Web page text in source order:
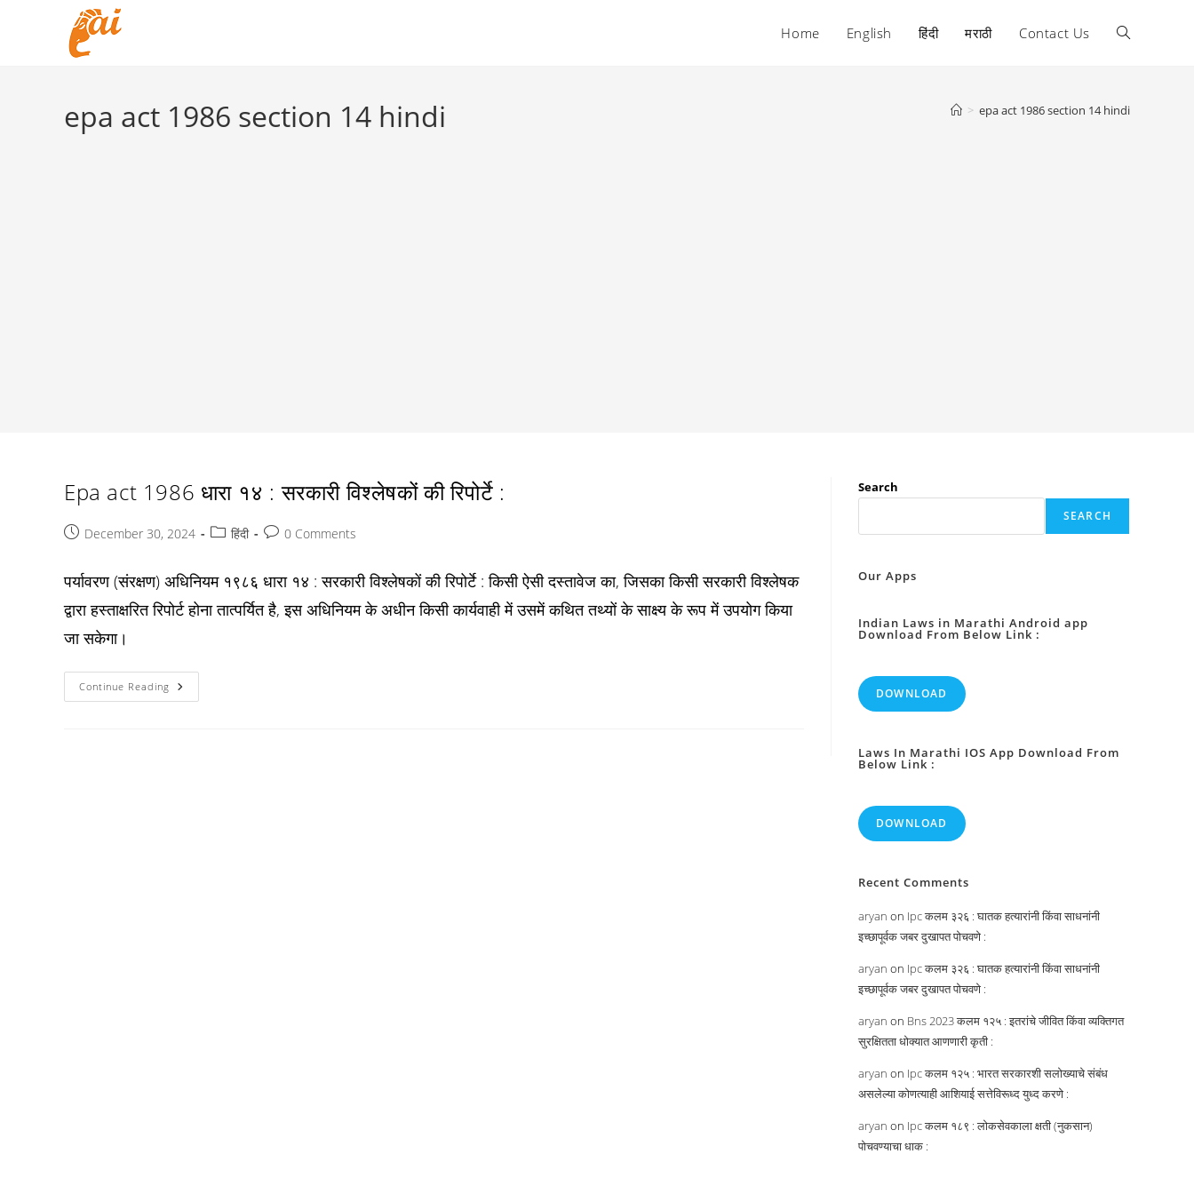
Home English हिंदी मराठी Contact Us Toggle
epa act 1986 section 14 hindi > epa act 1986 section 14 hindi
Epa act 1986 धारा १४ : सरकारी विश्लेषकों की रिपोर्टे :
PostDecember 30, 2024
Postहिंदी
Post0 Comments
पर्यावरण (संरक्षण) अधिनियम १९८६ धारा १४ : सरकारी विश्लेषकों की रिपोर्टे : किसी ऐसी दस्तावेज का, जिसका किसी सरकारी विश्लेषक
द्वारा हस्ताक्षरित रिपोर्ट होना तात्पर्यित है, इस अधिनियम के अधीन किसी कार्यवाही में उसमें कथित तथ्यों के साक्ष्य के रूप में उपयोग किया
जा सकेगा।
Continue Reading Epa
Act
Search
SEARCH
Our Apps
Indian Laws in Marathi Android app
Download From Below Link :
DOWNLOAD
Laws In Marathi IOS App Download From
Below Link :
DOWNLOAD
Recent Comments
aryan on Ipc कलम ३२६ : घातक हत्यारांनी किंवा साधनांनी
इच्छापूर्वक जबर दुखापत पोचवणे :
aryan on Ipc कलम ३२६ : घातक हत्यारांनी किंवा साधनांनी
इच्छापूर्वक जबर दुखापत पोचवणे :
aryan on Bns 2023 कलम १२५ : इतरांचे जीवित किंवा व्यक्तिगत
सुरक्षितता धोक्यात आणणारी कृती :
aryan on Ipc कलम १२५ : भारत सरकारशी सलोख्याचे संबंध
असलेल्या कोणत्याही आशियाई सत्तेविरूध्द युध्द करणे :
aryan on Ipc कलम १८९ : लोकसेवकाला क्षती (नुकसान)
पोचवण्याचा धाक :